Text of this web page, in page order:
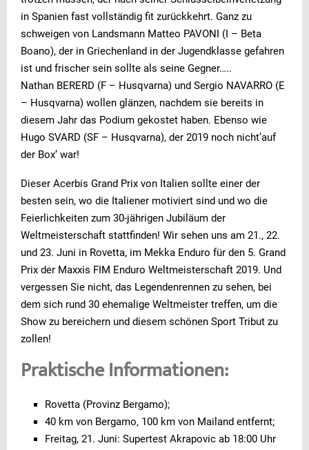
in Spanien fast vollständig fit zurückkehrt. Ganz zu
schweigen von Landsmann Matteo PAVONI (I – Beta
Boano), der in Griechenland in der Jugendklasse gefahren
ist und frischer sein sollte als seine Gegner…..
Nathan BERERD (F – Husqvarna) und Sergio NAVARRO (E
– Husqvarna) wollen glänzen, nachdem sie bereits in
diesem Jahr das Podium gekostet haben. Ebenso wie
Hugo SVARD (SF – Husqvarna), der 2019 noch nicht’auf
der Box‘ war!
Dieser Acerbis Grand Prix von Italien sollte einer der
besten sein, wo die Italiener motiviert sind und wo die
Feierlichkeiten zum 30-jährigen Jubiläum der
Weltmeisterschaft stattfinden! Wir sehen uns am 21., 22.
und 23. Juni in Rovetta, im Mekka Enduro für den 5. Grand
Prix der Maxxis FIM Enduro Weltmeisterschaft 2019. Und
vergessen Sie nicht, das Legendenrennen zu sehen, bei
dem sich rund 30 ehemalige Weltmeister treffen, um die
Show zu bereichern und diesem schönen Sport Tribut zu
zollen!
Praktische Informationen:
Rovetta (Provinz Bergamo);
40 km von Bergamo, 100 km von Mailand entfernt;
Freitag, 21. Juni: Supertest Akrapovic ab 18:00 Uhr